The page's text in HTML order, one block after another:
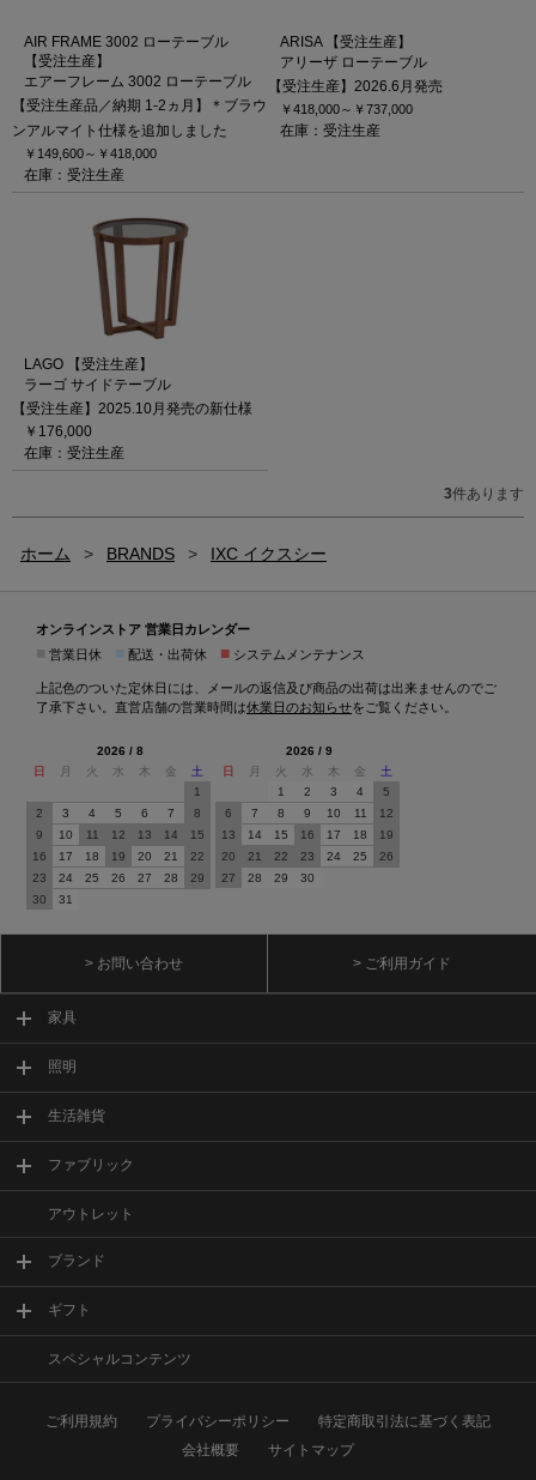
AIR FRAME 3002 ローテーブル
【受注生産】
エアーフレーム 3002 ローテーブル
【受注生産品／納期 1-2ヵ月】＊ブラウ
ンアルマイト仕様を追加しました
￥149,600～ ￥418,000
在庫：受注生産
ARISA 【受注生産】
アリーザ ローテーブル
【受注生産】2026.6月発売
￥418,000～ ￥737,000
在庫：受注生産
LAGO 【受注生産】
ラーゴ サイドテーブル
【受注生産】2025.10月発売の新仕様
￥176,000
在庫：受注生産
3件あります
ホーム > BRANDS > IXC イクスシー
オンラインストア 営業日カレンダー
営業日休 配送・出荷休 ■ システムメンテナンス
上記色のついた定休日には、メールの返信及び商品の出荷は出来ませんのでご
了承下さい。直営店舗の営業時間は休業日のお知らせをご覧ください。
2026 / 8
日
月 火 水 木 金
土
1
2
3 4 5 6 7
8
9
10 11 12 13 14
15
16
17 18 19 20 21
22
23
24 25 26 27 28
29
30
31
2026 / 9
日
月 火 水 木 金
土
1
2 3 4
5
6
7 8 9 10 11
12
13
14 15 16 17 18
19
20
21 22 23 24 25
26
27
28 29 30
> お問い合わせ > ご利用ガイド
家具
照明
生活雑貨
ファブリック
アウトレット
ブランド
ギフト
スペシャルコンテンツ
ご利用規約 プライバシーポリシー
特定商取引法に基づく表記
会社概要
サイトマップ